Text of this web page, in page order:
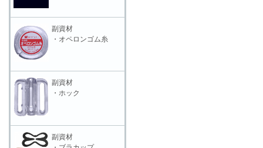
副資材
・オペロンゴム糸
副資材
・ホック
副資材